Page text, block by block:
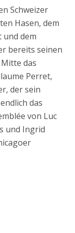
Schweizer
Hasen, dem
und dem
bereits seinen
das
Perret,
der sein
das
von Luc
und Ingrid